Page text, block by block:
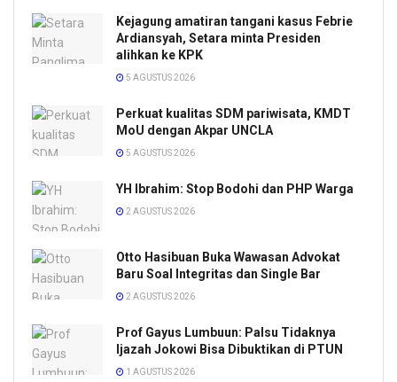
Kejagung amatiran tangani kasus Febrie
Ardiansyah, Setara minta Presiden
alihkan ke KPK
5 AGUSTUS 2026
Perkuat kualitas SDM pariwisata, KMDT
MoU dengan Akpar UNCLA
5 AGUSTUS 2026
YH Ibrahim: Stop Bodohi dan PHP Warga
2 AGUSTUS 2026
Otto Hasibuan Buka Wawasan Advokat
Baru Soal Integritas dan Single Bar
2 AGUSTUS 2026
Prof Gayus Lumbuun: Palsu Tidaknya
Ijazah Jokowi Bisa Dibuktikan di PTUN
1 AGUSTUS 2026